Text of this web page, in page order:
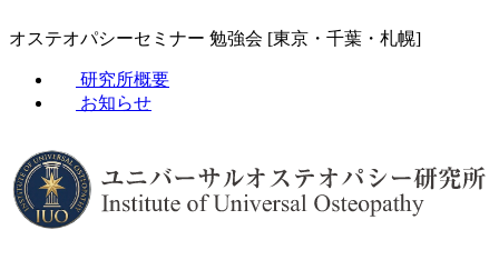
オステオパシーセミナー 勉強会 [東京・千葉・札幌]
研究所概要
お知らせ